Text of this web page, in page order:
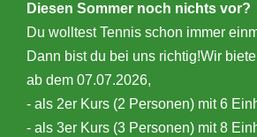
Diesen Sommer noch nichts vor?
Du wolltest Tennis schon immer
Dann bist du bei uns richtig!Wir
ab dem 07.07.2026,
- als 2er Kurs (2 Personen) mit 6
- als 3er Kurs (3 Personen) mit 8